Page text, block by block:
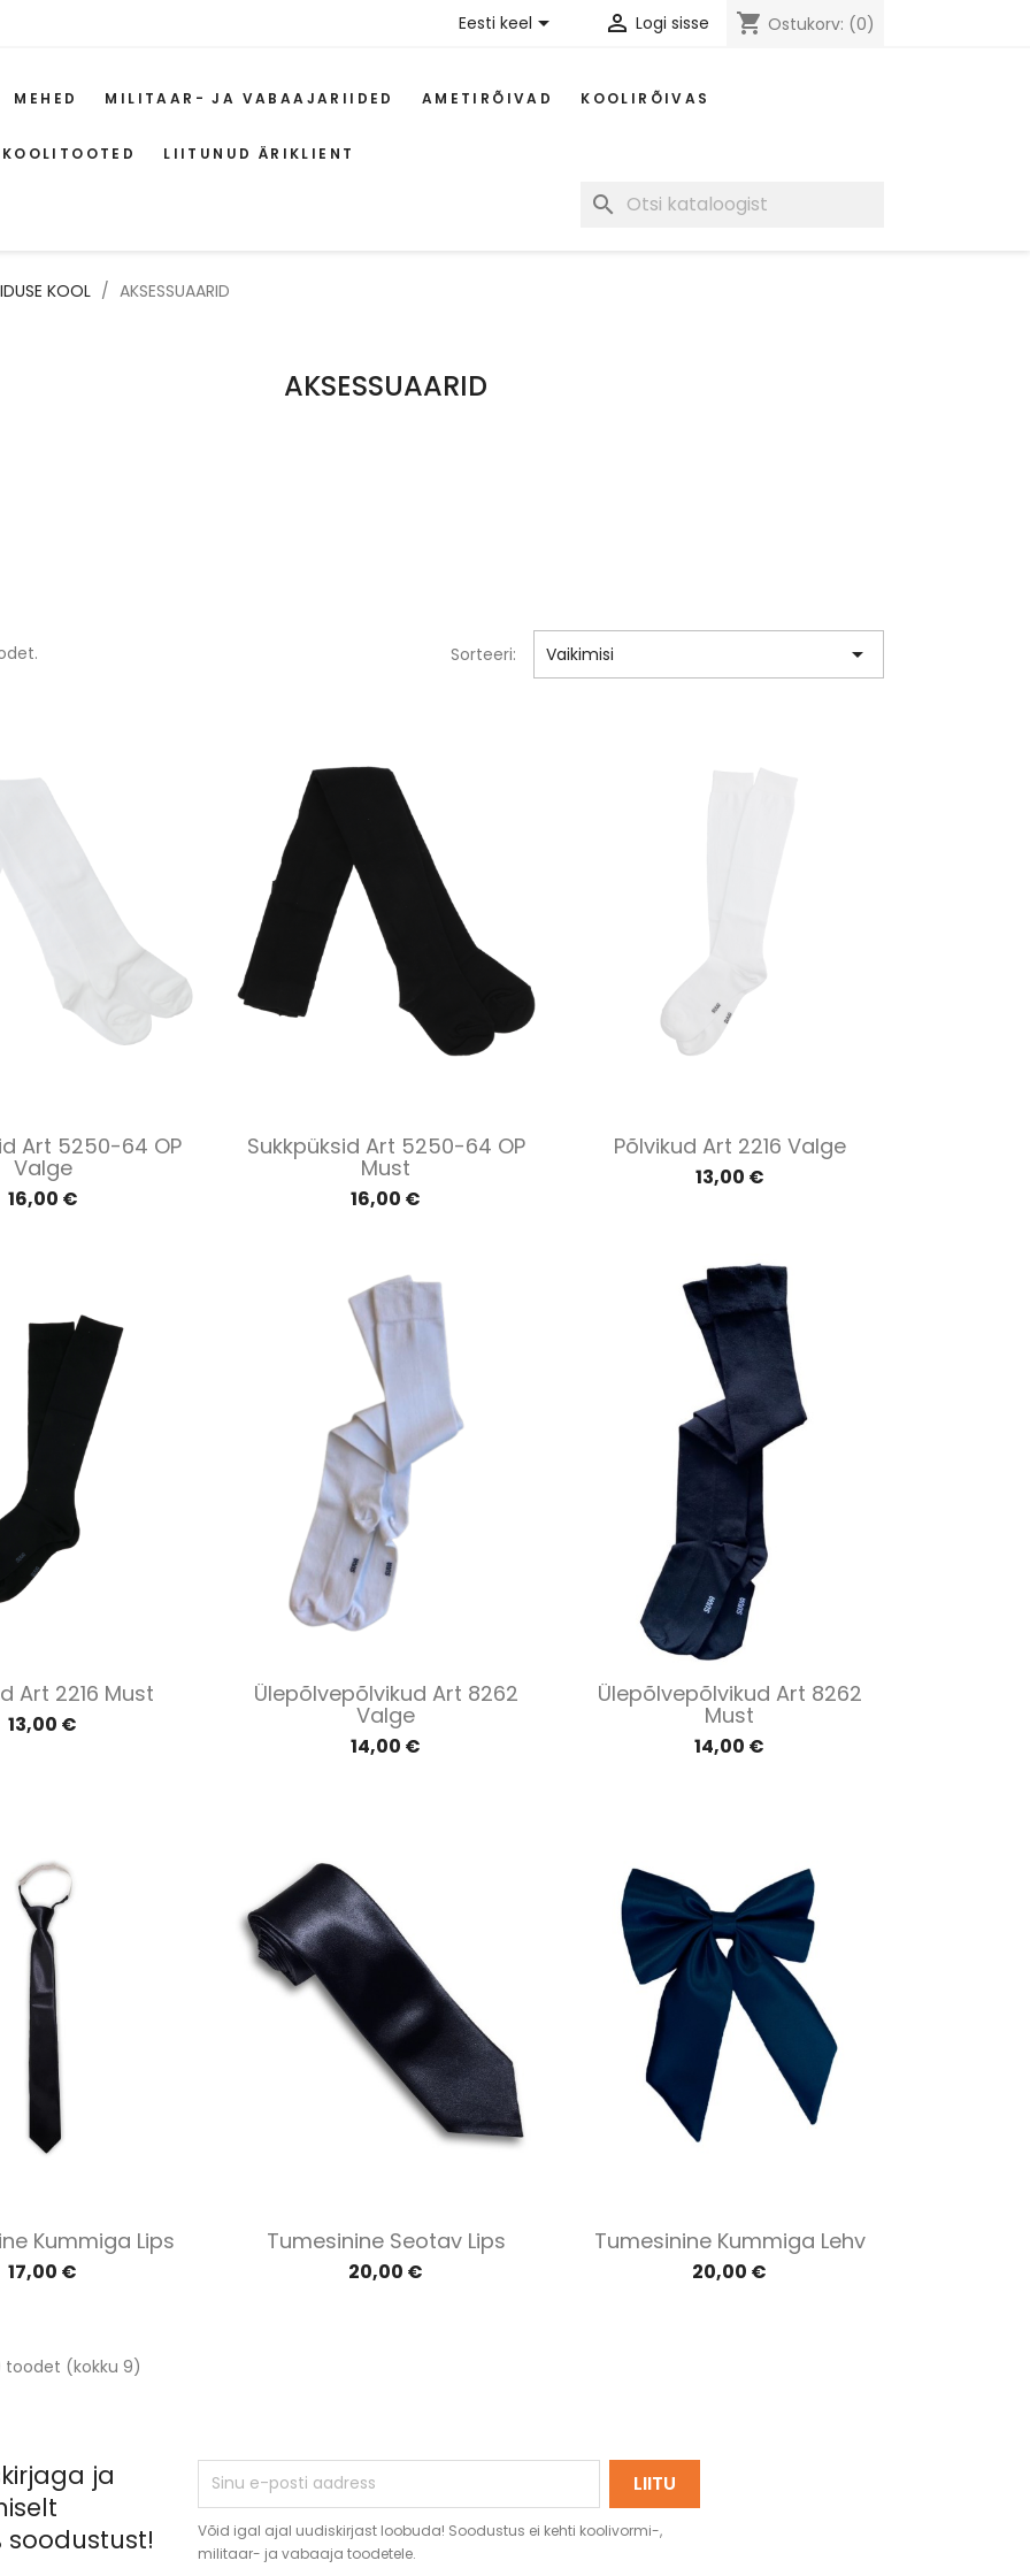
Eesti keel  Logi sisse shopping_cart Ostukorv: (0)
MEHED MILITAAR- JA VABAAJARIIDED AMETIRÕIVAD KOOLIRÕIVAS
LIITUNUD ÄRIKLIENT
search
KOOL AKSESSUAARID
AKSESSUAARID
Sorteeri: Vaikimisi 
Kiirvaade
Art 5250-64 OP
Valge
16,00 €
Kiirvaade
Sukkpüksid Art 5250-64 OP
Must
16,00 €
 Kiirvaade
Põlvikud Art 2216 Valge
13,00 €
Kiirvaade
Art 2216 Must
13,00 €
Kiirvaade
Ülepõlvepõlvikud Art 8262
Valge
14,00 €
Kiirvaade
Ülepõlvepõlvikud Art 8262
Must
14,00 €
Kiirvaade
Kummiga Lips
17,00 €
Kiirvaade
Tumesinine Seotav Lips
20,00 €
Kiirvaade
Tumesinine Kummiga Lehv
20,00 €
toodet (kokku 9)
ja
soodustust!
Võid igal ajal uudiskirjast loobuda! Soodustus ei kehti koolivormi-,
militaar- ja vabaaja toodetele.